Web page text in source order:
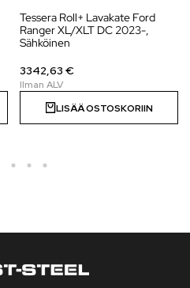
Tessera Roll+ Lavakate Ford
Ranger XL/XLT DC 2023-,
Sähköinen
3342,63 €
LISÄÄ OSTOSKORIIN